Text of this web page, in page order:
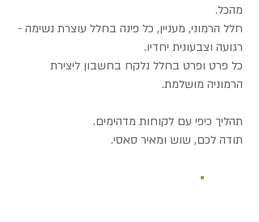
מהכל.
חלל הרמוני, מעניין, כל פינה בחלל עוצרת נשימה -
רגועה וצבעונית יחדיו.
כל פרט ופרט בחלל נלקח בחשבון ליצירת
הרמוניה מושלמת.
תהליך כיפי עם לקוחות מדהימים.
תודה לכם, שוש ומאיר סאסי.